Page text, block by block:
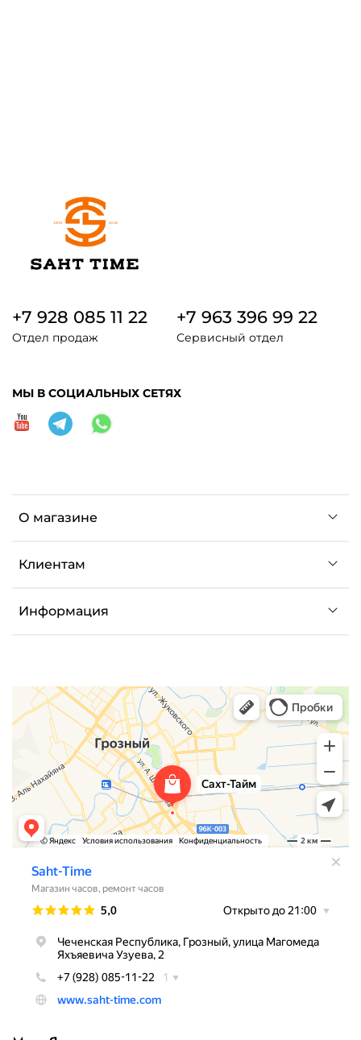
О магазине
Клиентам
Информация
+7 928 085 11 22
Отдел продаж
+7 963 396 99 22
Сервисный отдел
МЫ В СОЦИАЛЬНЫХ СЕТЯХ